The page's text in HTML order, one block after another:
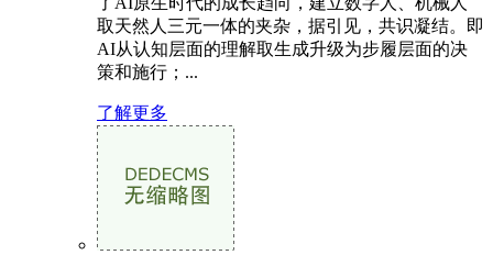
取天然人三元一体的夹杂，据引见，共识凝结。即
AI从认知层面的理解取生成升级为步履层面的决
策和施行；...
了解更多